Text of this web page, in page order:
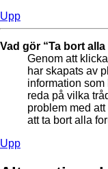
Upp
Vad gör “Ta bort
Genom att
har skapats av
information
reda på vilka
problem med
att ta bort alla
Upp